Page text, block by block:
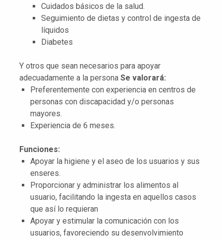
Cuidados básicos de la salud.
Seguimiento de dietas y control de ingesta de
líquidos
Diabetes
Y otros que sean necesarios para apoyar
adecuadamente a la persona Se valorará:
Preferentemente con experiencia en centros de
personas con discapacidad y/o personas
mayores.
Experiencia de 6 meses.
Funciones:
Apoyar la higiene y el aseo de los usuarios y sus
enseres.
Proporcionar y administrar los alimentos al
usuario, facilitando la ingesta en aquellos casos
que así lo requieran
Apoyar y estimular la comunicación con los
usuarios, favoreciendo su desenvolvimiento